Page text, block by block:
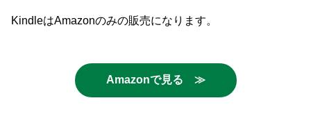
KindleはAmazonのみの販売になります。
Amazonで見る ≫